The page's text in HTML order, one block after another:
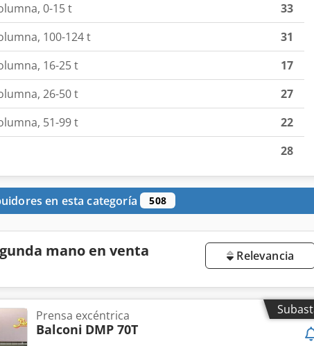
0-15 t
33
100-124 t
31
16-25 t
17
26-50 t
27
51-99 t
22
28
en esta categoría 508
mano en venta Relevancia
Prensa excéntrica
Balconi DMP 70T